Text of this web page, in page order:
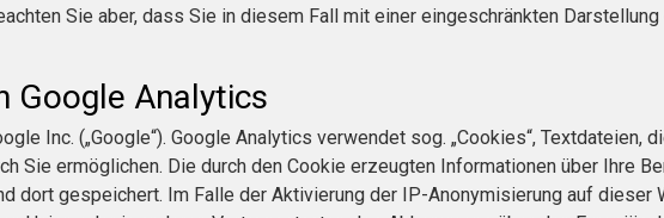
Sie aber, dass Sie in diesem Fall mit einer eingeschränkten
Google Analytics
Inc. („Google“). Google Analytics verwendet sog. „Cookies“, Textdateien,
Sie ermöglichen. Die durch den Cookie erzeugten Informationen über Ihre
dort gespeichert. Im Falle der Aktivierung der IP-Anonymisierung auf dieser